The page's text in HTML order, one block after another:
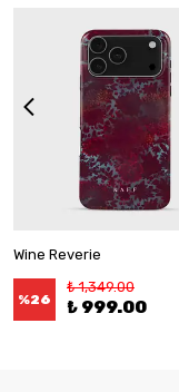
Wine Reverie
%26
₺ 1,349.00
₺ 999.00